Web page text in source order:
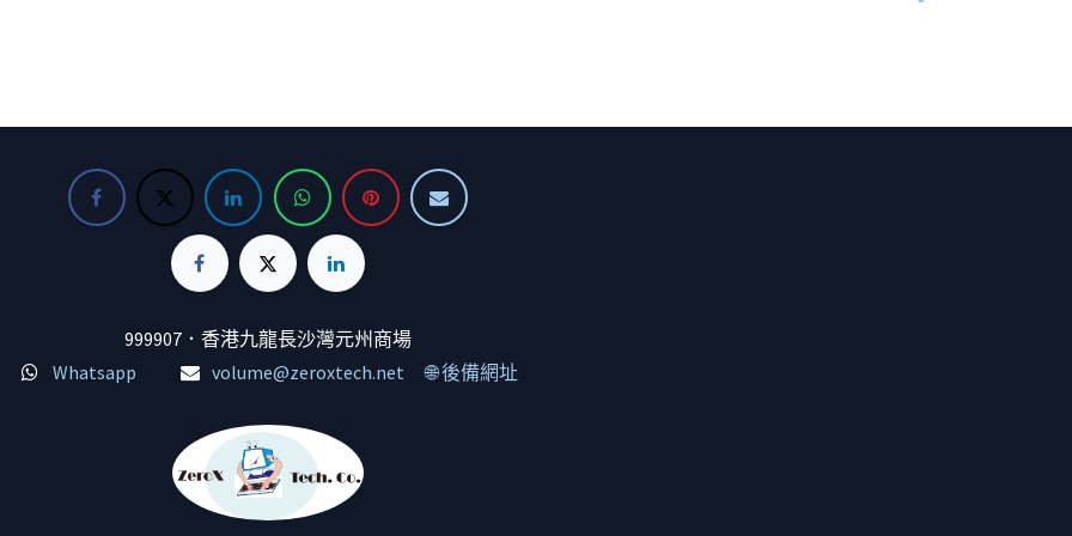
999907．香港九龍長沙灣元州商場
Whatsapp
volume@zeroxtech.net 🌐 後備網址